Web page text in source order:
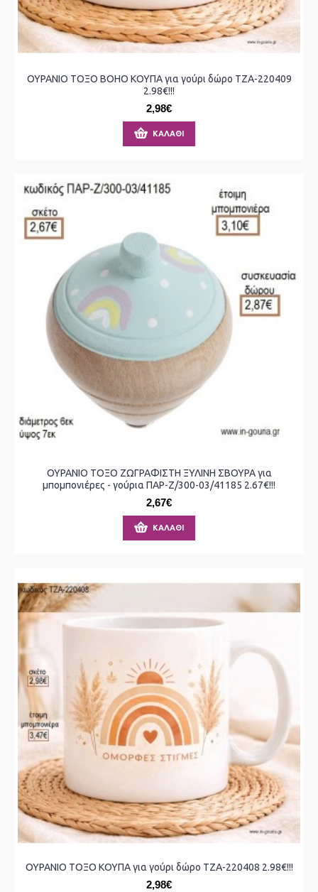
ΟΥΡΑΝΙΟ ΤΟΞΟ BOHO ΚΟΥΠΑ για γούρι δώρο ΤΖΑ-220409
2.98€!!!
2,98€
ΚΑΛΆΘΙ
ΟΥΡΑΝΙΟ ΤΟΞΟ ΖΩΓΡΑΦΙΣΤΗ ΞΥΛΙΝΗ ΣΒΟΥΡΑ για
μπομπονιέρες - γούρια ΠΑΡ-Ζ/300-03/41185 2.67€!!!
2,67€
ΚΑΛΆΘΙ
ΟΥΡΑΝΙΟ ΤΟΞΟ ΚΟΥΠΑ για γούρι δώρο ΤΖΑ-220408 2.98€!!!
2,98€